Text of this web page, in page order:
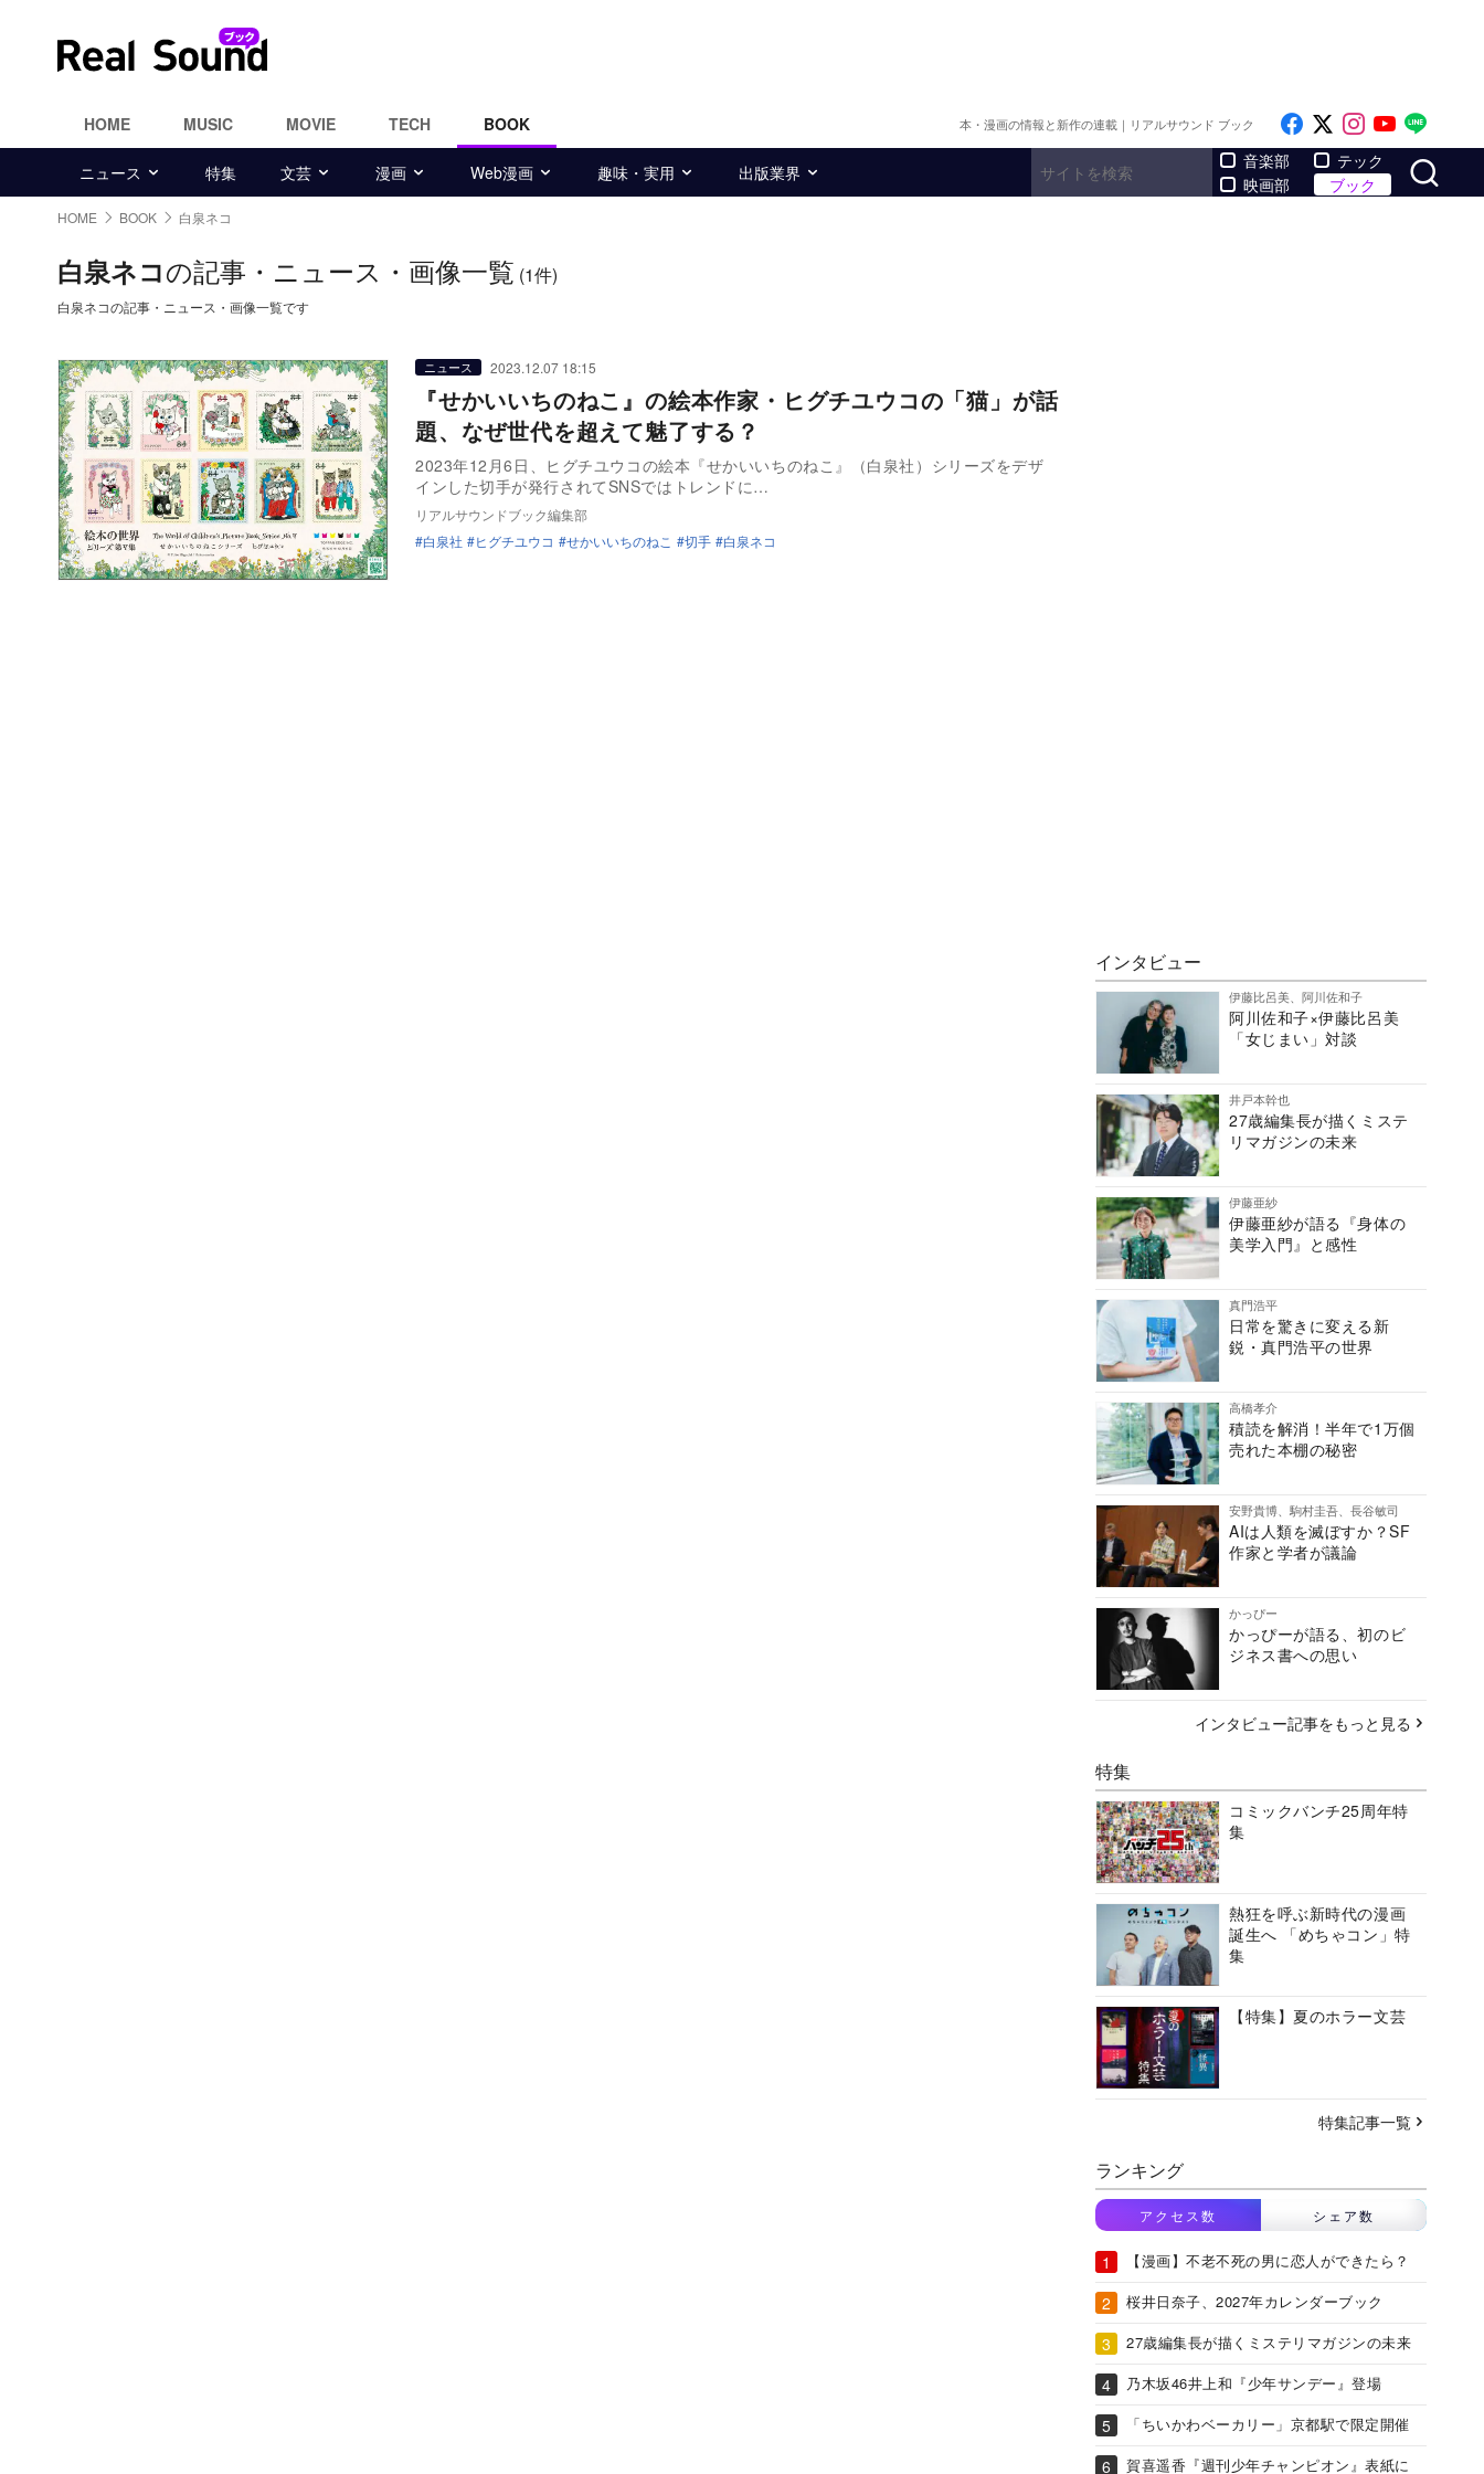
HOME MUSIC MOVIE TECH BOOK 本・漫画の情報と新作の連載｜リアルサウンド ブック Like on Facebook
Follow on x
Follow on
Follow
ニュース 特集 文芸 漫画 Web漫画 趣味・実用 出版業界
音楽部
映画部
テック
ブック
HOME BOOK 白泉ネコ
白泉ネコの記事・ニュース・画像一覧 (1件)
白泉ネコの記事・ニュース・画像一覧です
ニュース 2023.12.07 18:15
『せかいいちのねこ』の絵本作家・ヒグチユウコの「猫」が話
題、なぜ世代を超えて魅了する？
2023年12月6日、ヒグチユウコの絵本『せかいいちのねこ』（白泉社）シリーズをデザ
インした切手が発行されてSNSではトレンドに…
リアルサウンドブック編集部
白泉社
ヒグチユウコ せかいいちのねこ 切手 白泉ネコ
インタビュー
伊藤比呂美、阿川佐和子
阿川佐和子×伊藤比呂美
「女じまい」対談
井戸本幹也
27歳編集長が描くミステ
リマガジンの未来
伊藤亜紗
伊藤亜紗が語る『身体の
美学入門』と感性
真門浩平
日常を驚きに変える新
鋭・真門浩平の世界
高橋孝介
積読を解消！半年で1万個
売れた本棚の秘密
安野貴博、駒村圭吾、長谷敏司
AIは人類を滅ぼすか？SF
作家と学者が議論
かっぴー
かっぴーが語る、初のビ
ジネス書への思い
インタビュー記事をもっと見る
特集
コミックバンチ25周年特
集
熱狂を呼ぶ新時代の漫画
誕生へ 「めちゃコン」特
集
【特集】夏のホラー文芸
特集記事一覧
ランキング
アクセス数 シェア数
【漫画】不老不死の男に恋人ができたら？
桜井日奈子、2027年カレンダーブック
27歳編集長が描くミステリマガジンの未来
乃木坂46井上和『少年サンデー』登場
「ちいかわベーカリー」京都駅で限定開催
賀喜遥香『週刊少年チャンピオン』表紙に